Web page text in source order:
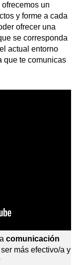
un
y forme a cada
ofrecer una
se corresponda
actual entorno
que te comunicas
comunicación
más efectivo/a y